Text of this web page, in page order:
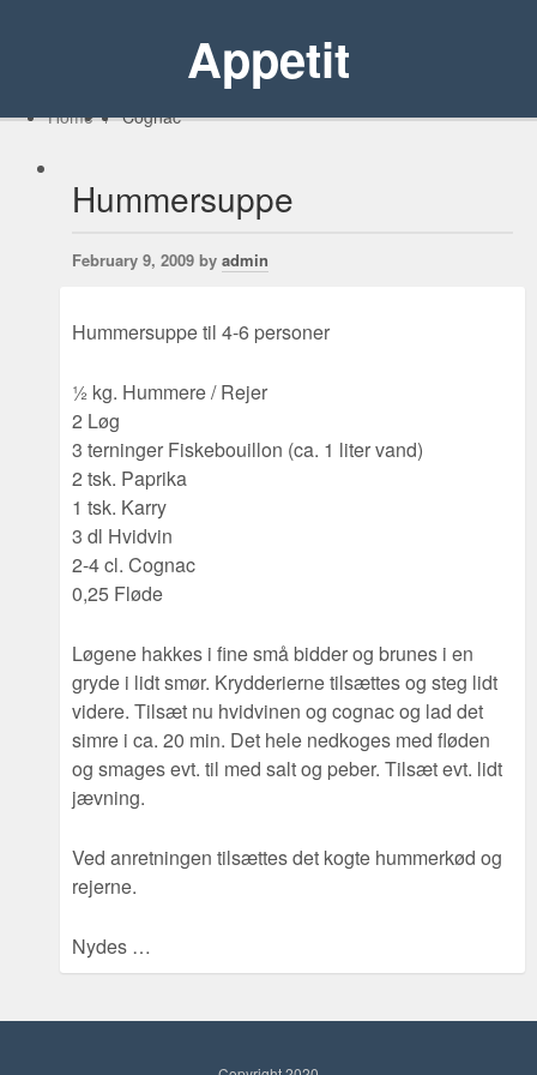
Appetit
Home / Cognac
Hummersuppe
February 9, 2009 by admin
Hummersuppe til 4-6 personer
½ kg. Hummere / Rejer
2 Løg
3 terninger Fiskebouillon (ca. 1 liter vand)
2 tsk. Paprika
1 tsk. Karry
3 dl Hvidvin
2-4 cl. Cognac
0,25 Fløde
Løgene hakkes i fine små bidder og brunes i en
gryde i lidt smør. Krydderierne tilsættes og steg lidt
videre. Tilsæt nu hvidvinen og cognac og lad det
simre i ca. 20 min. Det hele nedkoges med fløden
og smages evt. til med salt og peber. Tilsæt evt. lidt
jævning.
Ved anretningen tilsættes det kogte hummerkød og
rejerne.
Nydes …